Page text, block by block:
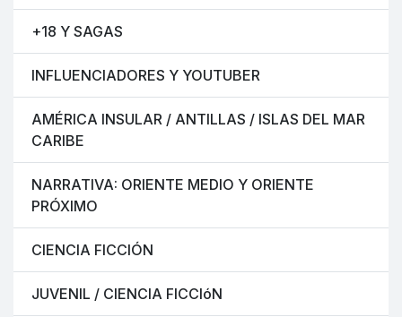
+18 Y SAGAS
INFLUENCIADORES Y YOUTUBER
AMÉRICA INSULAR / ANTILLAS / ISLAS DEL MAR
CARIBE
NARRATIVA: ORIENTE MEDIO Y ORIENTE
PRÓXIMO
CIENCIA FICCIÓN
JUVENIL / CIENCIA FICCIóN